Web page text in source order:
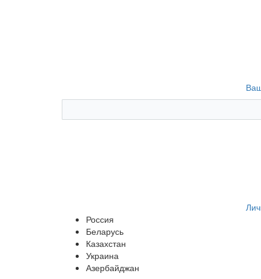
Россия
Беларусь
Казахстан
Украина
Азербайджан